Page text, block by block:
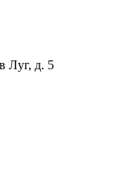
Луг, д. 5